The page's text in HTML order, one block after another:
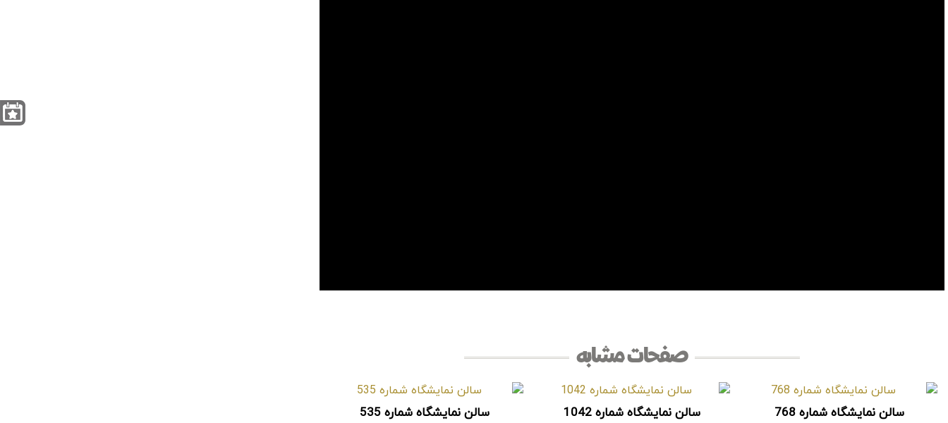
صفحات مشابه
سالن نمایشگاه شماره 768 سالن نمایشگاه شماره 1042 سالن نمایشگاه شماره 535